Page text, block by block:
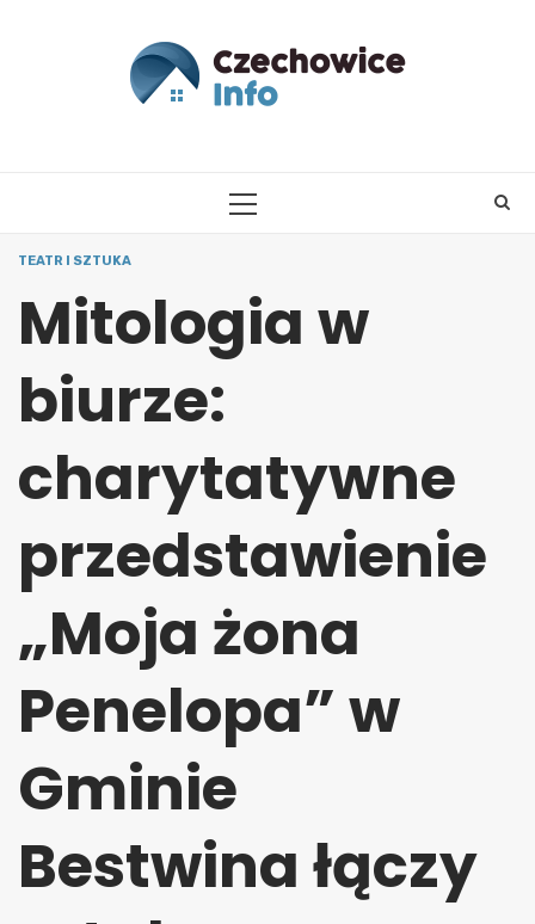
PRIMARY
TEATR I SZTUKA
Mitologia w
biurze:
charytatywne
przedstawienie
„Moja żona
Penelopa” w
Gminie
Bestwina łączy